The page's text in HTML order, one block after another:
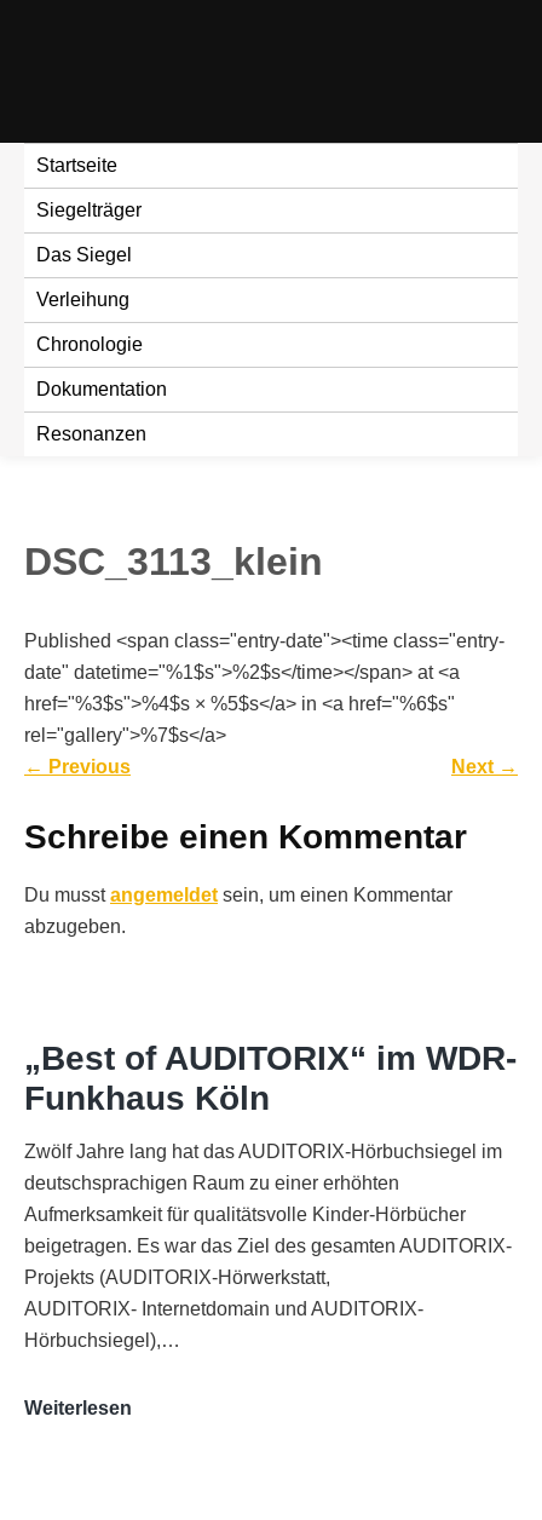
Startseite
Siegelträger
Das Siegel
Verleihung
Chronologie
Dokumentation
Resonanzen
DSC_3113_klein
Published <span class="entry-date"><time class="entry-
date" datetime="%1$s">%2$s</time></span> at <a
href="%3$s">%4$s × %5$s</a> in <a href="%6$s"
rel="gallery">%7$s</a>
← Previous Next →
Schreibe einen Kommentar
Du musstangemeldet sein, um einen Kommentar
abzugeben.
„Best of AUDITORIX“ im WDR-
Funkhaus Köln
Zwölf Jahre lang hat das AUDITORIX-Hörbuchsiegel im
deutschsprachigen Raum zu einer erhöhten
Aufmerksamkeit für qualitätsvolle Kinder-Hörbücher
beigetragen. Es war das Ziel des gesamten AUDITORIX-
Projekts (AUDITORIX-Hörwerkstatt,
AUDITORIX- Internetdomain und AUDITORIX-
Hörbuchsiegel),…
Weiterlesen